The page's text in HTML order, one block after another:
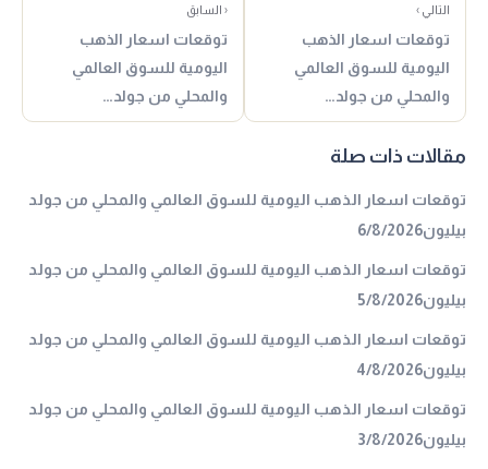
التالي ›
توقعات اسعار الذهب
اليومية للسوق العالمي
والمحلي من جولد…
‹ السابق
توقعات اسعار الذهب
اليومية للسوق العالمي
والمحلي من جولد…
مقالات ذات صلة
توقعات اسعار الذهب اليومية للسوق العالمي والمحلي من جولد
بيليون6/8/2026
توقعات اسعار الذهب اليومية للسوق العالمي والمحلي من جولد
بيليون5/8/2026
توقعات اسعار الذهب اليومية للسوق العالمي والمحلي من جولد
بيليون4/8/2026
توقعات اسعار الذهب اليومية للسوق العالمي والمحلي من جولد
بيليون3/8/2026